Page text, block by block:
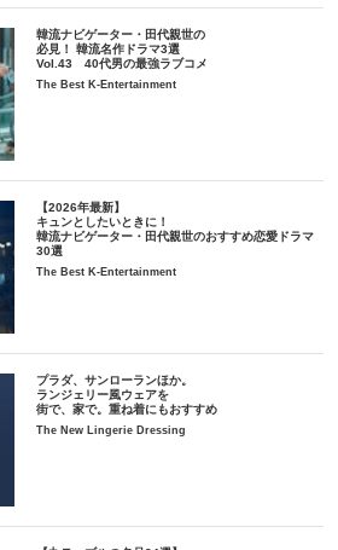
韓流ナビゲーター・田代親世の
必見！ 韓流名作ドラマ3選
Vol.43 40代男の最強ラブコメ
The Best K-Entertainment
【2026年最新】
キュンとしたいときに！
韓流ナビゲーター・田代親世のおすすめ恋愛ドラマ
30選
The Best K-Entertainment
プラダ、サンローランほか。
ランジェリー風ウェアを
街で、家で。重ね着にもおすすめ
The New Lingerie Dressing